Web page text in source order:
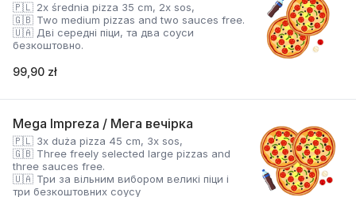
🇵🇱 2x średnia pizza 35 cm, 2x sos,
🇬🇧 Two medium pizzas and two sauces free.
🇺🇦 Дві середні піци, та два соуси
безкоштовно.
99,90 zł
Mega Impreza / Мега вечірка
🇵🇱 3x duża pizza 45 cm, 3x sos,
🇬🇧 Three freely selected large pizzas and
three sauces free.
🇺🇦 Три за вільним вибором великі піци і
три безкоштовних соусу